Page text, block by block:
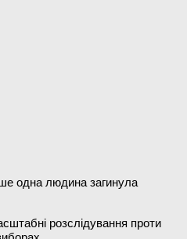
одна людина загинула
розслідування проти